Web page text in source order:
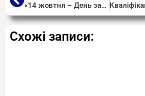
«14 жовтня – День захисників і захисниць України 2022: історія свята»
Схожі записи: